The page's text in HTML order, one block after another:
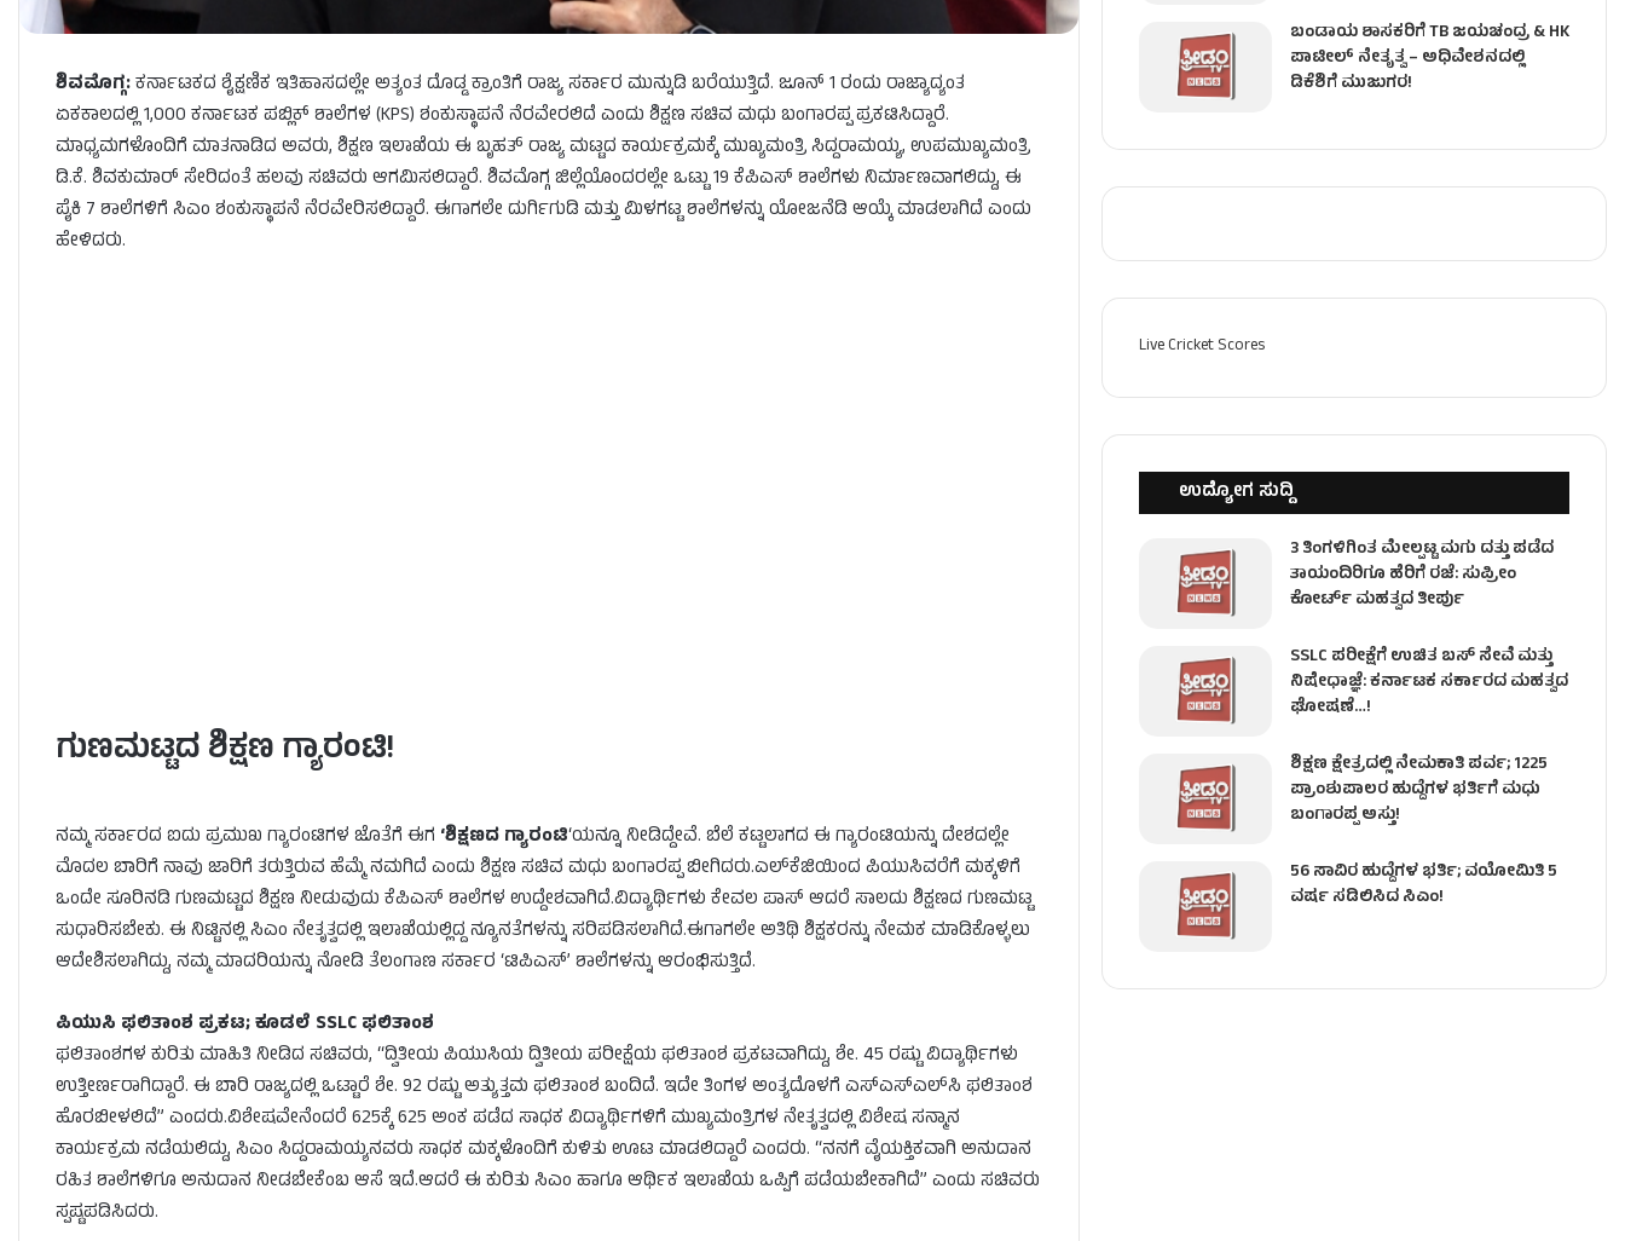
ಶಿವಮೊಗ್ಗ:ಕರ್ನಾಟಕದ ಶೈಕ್ಷಣಿಕ ಇತಿಹಾಸದಲ್ಲೇ ಅತ್ಯಂತ ದೊಡ್ಡ ಕ್ರಾಂತಿಗೆ ರಾಜ್ಯ ಸರ್ಕಾರ ಮುನ್ನುಡಿ ಬರೆಯುತ್ತಿದೆ. ಜೂನ್ 1 ರಂದು ರಾಜ್ಯಾದ್ಯಂತ
ಏಕಕಾಲದಲ್ಲಿ 1,000 ಕರ್ನಾಟಕ ಪಬ್ಲಿಕ್ ಶಾಲೆಗಳ (KPS) ಶಂಕುಸ್ಥಾಪನೆ ನೆರವೇರಲಿದೆ ಎಂದು ಶಿಕ್ಷಣ ಸಚಿವ ಮಧು ಬಂಗಾರಪ್ಪ ಪ್ರಕಟಿಸಿದ್ದಾರೆ.
ಮಾಧ್ಯಮಗಳೊಂದಿಗೆ ಮಾತನಾಡಿದ ಅವರು, ಶಿಕ್ಷಣ ಇಲಾಖೆಯ ಈ ಬೃಹತ್ ರಾಜ್ಯ ಮಟ್ಟದ ಕಾರ್ಯಕ್ರಮಕ್ಕೆ ಮುಖ್ಯಮಂತ್ರಿ ಸಿದ್ದರಾಮಯ್ಯ, ಉಪಮುಖ್ಯಮಂತ್ರಿ
ಡಿ.ಕೆ. ಶಿವಕುಮಾರ್ ಸೇರಿದಂತೆ ಹಲವು ಸಚಿವರು ಆಗಮಿಸಲಿದ್ದಾರೆ. ಶಿವಮೊಗ್ಗ ಜಿಲ್ಲೆಯೊಂದರಲ್ಲೇ ಒಟ್ಟು 19 ಕೆಪಿಎಸ್ ಶಾಲೆಗಳು ನಿರ್ಮಾಣವಾಗಲಿದ್ದು, ಈ
ಪೈಕಿ 7 ಶಾಲೆಗಳಿಗೆ ಸಿಎಂ ಶಂಕುಸ್ಥಾಪನೆ ನೆರವೇರಿಸಲಿದ್ದಾರೆ. ಈಗಾಗಲೇ ದುರ್ಗಿಗುಡಿ ಮತ್ತು ಮಿಳಗಟ್ಟ ಶಾಲೆಗಳನ್ನು ಯೋಜನೆಡಿ ಆಯ್ಕೆ ಮಾಡಲಾಗಿದೆ ಎಂದು
ಹೇಳಿದರು.
ಗುಣಮಟ್ಟದ ಶಿಕ್ಷಣ ಗ್ಯಾರಂಟಿ!
ನಮ್ಮ ಸರ್ಕಾರದ ಐದು ಪ್ರಮುಖ ಗ್ಯಾರಂಟಿಗಳ ಜೊತೆಗೆ ಈಗ ‘ಶಿಕ್ಷಣದ ಗ್ಯಾರಂಟಿ‘ಯನ್ನೂ ನೀಡಿದ್ದೇವೆ. ಬೆಲೆ ಕಟ್ಟಲಾಗದ ಈ ಗ್ಯಾರಂಟಿಯನ್ನು ದೇಶದಲ್ಲೇ
ಮೊದಲ ಬಾರಿಗೆ ನಾವು ಜಾರಿಗೆ ತರುತ್ತಿರುವ ಹೆಮ್ಮೆ ನಮಗಿದೆ ಎಂದು ಶಿಕ್ಷಣ ಸಚಿವ ಮಧು ಬಂಗಾರಪ್ಪ ಬೀಗಿದರು.ಎಲ್‌ಕೆಜಿಯಿಂದ ಪಿಯುಸಿವರೆಗೆ ಮಕ್ಕಳಿಗೆ
ಒಂದೇ ಸೂರಿನಡಿ ಗುಣಮಟ್ಟದ ಶಿಕ್ಷಣ ನೀಡುವುದು ಕೆಪಿಎಸ್ ಶಾಲೆಗಳ ಉದ್ದೇಶವಾಗಿದೆ.ವಿದ್ಯಾರ್ಥಿಗಳು ಕೇವಲ ಪಾಸ್ ಆದರೆ ಸಾಲದು ಶಿಕ್ಷಣದ ಗುಣಮಟ್ಟ
ಸುಧಾರಿಸಬೇಕು. ಈ ನಿಟ್ಟಿನಲ್ಲಿ ಸಿಎಂ ನೇತೃತ್ವದಲ್ಲಿ ಇಲಾಖೆಯಲ್ಲಿದ್ದ ನ್ಯೂನತೆಗಳನ್ನು ಸರಿಪಡಿಸಲಾಗಿದೆ.ಈಗಾಗಲೇ ಅತಿಥಿ ಶಿಕ್ಷಕರನ್ನು ನೇಮಕ ಮಾಡಿಕೊಳ್ಳಲು
ಆದೇಶಿಸಲಾಗಿದ್ದು, ನಮ್ಮ ಮಾದರಿಯನ್ನು ನೋಡಿ ತೆಲಂಗಾಣ ಸರ್ಕಾರ ‘ಟಿಪಿಎಸ್’ ಶಾಲೆಗಳನ್ನು ಆರಂಭಿಸುತ್ತಿದೆ.
ಪಿಯುಸಿ ಫಲಿತಾಂಶ ಪ್ರಕಟ; ಕೂಡಲೆ SSLC ಫಲಿತಾಂಶ
ಫಲಿತಾಂಶಗಳ ಕುರಿತು ಮಾಹಿತಿ ನೀಡಿದ ಸಚಿವರು, “ದ್ವಿತೀಯ ಪಿಯುಸಿಯ ದ್ವಿತೀಯ ಪರೀಕ್ಷೆಯ ಫಲಿತಾಂಶ ಪ್ರಕಟವಾಗಿದ್ದು, ಶೇ. 45 ರಷ್ಟು ವಿದ್ಯಾರ್ಥಿಗಳು
ಉತ್ತೀರ್ಣರಾಗಿದ್ದಾರೆ. ಈ ಬಾರಿ ರಾಜ್ಯದಲ್ಲಿ ಒಟ್ಟಾರೆ ಶೇ. 92 ರಷ್ಟು ಅತ್ಯುತ್ತಮ ಫಲಿತಾಂಶ ಬಂದಿದೆ. ಇದೇ ತಿಂಗಳ ಅಂತ್ಯದೊಳಗೆ ಎಸ್‌ಎಸ್‌ಎಲ್‌ಸಿ ಫಲಿತಾಂಶ
ಹೊರಬೀಳಲಿದೆ” ಎಂದರು.ವಿಶೇಷವೇನೆಂದರೆ 625ಕ್ಕೆ 625 ಅಂಕ ಪಡೆದ ಸಾಧಕ ವಿದ್ಯಾರ್ಥಿಗಳಿಗೆ ಮುಖ್ಯಮಂತ್ರಿಗಳ ನೇತೃತ್ವದಲ್ಲಿ ವಿಶೇಷ ಸನ್ಮಾನ
ಕಾರ್ಯಕ್ರಮ ನಡೆಯಲಿದ್ದು, ಸಿಎಂ ಸಿದ್ದರಾಮಯ್ಯನವರು ಸಾಧಕ ಮಕ್ಕಳೊಂದಿಗೆ ಕುಳಿತು ಊಟ ಮಾಡಲಿದ್ದಾರೆ ಎಂದರು. “ನನಗೆ ವೈಯಕ್ತಿಕವಾಗಿ ಅನುದಾನ
ರಹಿತ ಶಾಲೆಗಳಿಗೂ ಅನುದಾನ ನೀಡಬೇಕೆಂಬ ಆಸೆ ಇದೆ.ಆದರೆ ಈ ಕುರಿತು ಸಿಎಂ ಹಾಗೂ ಆರ್ಥಿಕ ಇಲಾಖೆಯ ಒಪ್ಪಿಗೆ ಪಡೆಯಬೇಕಾಗಿದೆ” ಎಂದು ಸಚಿವರು
ಸ್ಪಷ್ಟಪಡಿಸಿದರು.
ಬಂಡಾಯ ಶಾಸಕರಿಗೆ TB ಜಯಚಂದ್ರ & HK
ಪಾಟೀಲ್ ನೇತೃತ್ವ – ಅಧಿವೇಶನದಲ್ಲಿ
ಡಿಕೆಶಿಗೆ ಮುಜುಗರ!
Live Cricket Scores
ಉದ್ಯೋಗ ಸುದ್ದಿ
3 ತಿಂಗಳಿಗಿಂತ ಮೇಲ್ಪಟ್ಟ ಮಗು ದತ್ತು ಪಡೆದ
ತಾಯಂದಿರಿಗೂ ಹೆರಿಗೆ ರಜೆ: ಸುಪ್ರೀಂ
ಕೋರ್ಟ್ ಮಹತ್ವದ ತೀರ್ಪು
SSLC ಪರೀಕ್ಷೆಗೆ ಉಚಿತ ಬಸ್ ಸೇವೆ ಮತ್ತು
ನಿಷೇಧಾಜ್ಞೆ: ಕರ್ನಾಟಕ ಸರ್ಕಾರದ ಮಹತ್ವದ
ಘೋಷಣೆ…!
ಶಿಕ್ಷಣ ಕ್ಷೇತ್ರದಲ್ಲಿ ನೇಮಕಾತಿ ಪರ್ವ; 1225
ಪ್ರಾಂಶುಪಾಲರ ಹುದ್ದೆಗಳ ಭರ್ತಿಗೆ ಮಧು
ಬಂಗಾರಪ್ಪ ಅಸ್ತು!
56 ಸಾವಿರ ಹುದ್ದೆಗಳ ಭರ್ತಿ; ವಯೋಮಿತಿ 5
ವರ್ಷ ಸಡಿಲಿಸಿದ ಸಿಎಂ!